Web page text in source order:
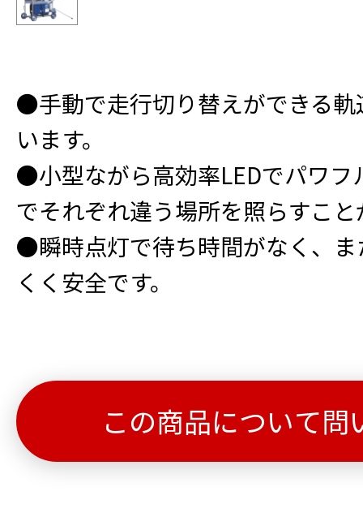
●手動で走行切り替えができる
います。
●小型ながら高効率LEDでパワフ
でそれぞれ違う場所を照らすこ
●瞬時点灯で待ち時間がなく、
くく安全です。
この商品について問